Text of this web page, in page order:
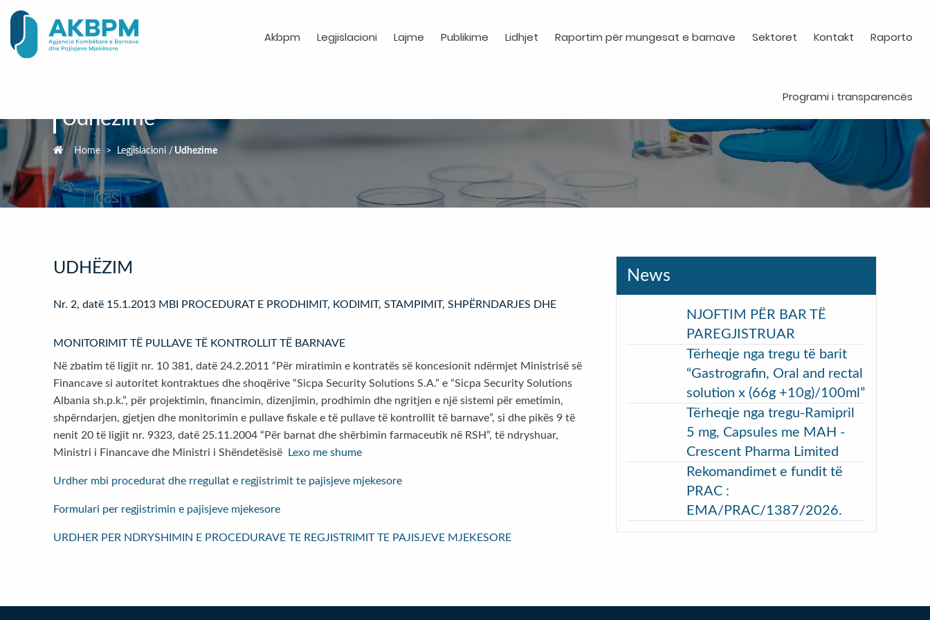
Akbpm Legjislacioni Lajme Publikime Lidhjet Raportim për mungesat e barnave Sektoret Kontakt Raporto
Programi i transparencës
Udhezime
Home > Legjislacioni / Udhezime
UDHËZIM
Nr. 2, datë 15.1.2013 MBI PROCEDURAT E PRODHIMIT, KODIMIT, STAMPIMIT, SHPËRNDARJES DHE
MONITORIMIT TË PULLAVE TË KONTROLLIT TË BARNAVE
Në zbatim të ligjit nr. 10 381, datë 24.2.2011 “Për miratimin e kontratës së koncesionit ndërmjet Ministrisë së
Financave si autoritet kontraktues dhe shoqërive “Sicpa Security Solutions S.A.” e “Sicpa Security Solutions
Albania sh.p.k.”, për projektimin, financimin, dizenjimin, prodhimin dhe ngritjen e një sistemi për emetimin,
shpërndarjen, gjetjen dhe monitorimin e pullave fiskale e të pullave të kontrollit të barnave”, si dhe pikës 9 të
nenit 20 të ligjit nr. 9323, datë 25.11.2004 “Për barnat dhe shërbimin farmaceutik në RSH”, të ndryshuar,
Ministri i Financave dhe Ministri i Shëndetësisë
Lexo me shume
Urdher mbi procedurat dhe rregullat e regjistrimit te pajisjeve mjekesore
Formulari per regjistrimin e pajisjeve mjekesore
URDHER PER NDRYSHIMIN E PROCEDURAVE TE REGJISTRIMIT TE PAJISJEVE MJEKESORE
News
NJOFTIM PËR BAR TË
PAREGJISTRUAR
Tërheqje nga tregu të barit
“Gastrografin, Oral and rectal
solution x (66g +10g)/100ml”
Tërheqje nga tregu-Ramipril
5 mg, Capsules me MAH -
Crescent Pharma Limited
Rekomandimet e fundit të
PRAC :
EMA/PRAC/1387/2026.